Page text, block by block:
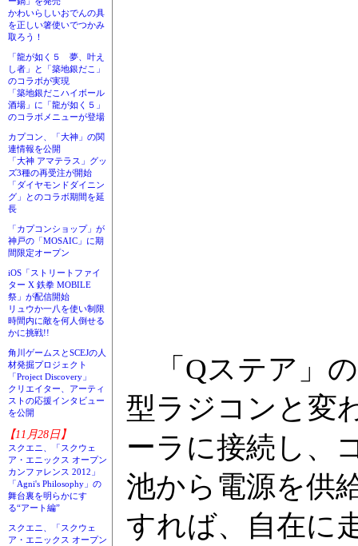
かわいらしいおでんの具
を正しい箸使いでつかみ
取ろう！
「龍が如く５ 夢、叶え
し者」と「築地銀だこ」
のコラボが実現
「築地銀だこハイボール
酒場」に「龍が如く５」
のコラボメニューが登場
カプコン、「大神」の関
連情報を公開
「大神 アマテラス」グッ
ズ3種の再受注が開始
「ダイヤモンドダイニン
グ」とのコラボ期間を延
長
「カプコンショップ」が
神戸の「MOSAIC」に期
間限定オープン
iOS「ストリートファイ
ター X 鉄拳 MOBILE
祭」が配信開始
リュウか一八を使い制限
時間内に敵を何人倒せる
かに挑戦!!
角川ゲームスとSCEJの人
材発掘プロジェクト
「Project Discovery」
クリエイター、アーティ
ストの応援インタビュー
を公開
【11月28日】
スクエニ、「スクウェ
ア・エニックス オープン
カンファレンス 2012」
「Agni's Philosophy」の
舞台裏を明らかにす
る“アート編”
スクエニ、「スクウェ
ア・エニックス オープン
「Qステア」
型ラジコンと変
ーラに接続し、
池から電源を供
すれば、自在に